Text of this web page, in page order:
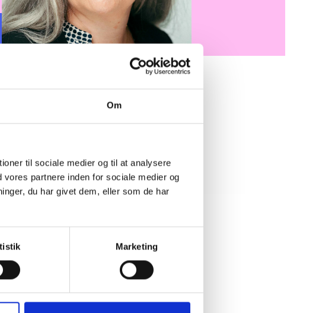
Om
til sociale medier og til at analysere
partnere inden for sociale medier og
du har givet dem, eller som de har
Marketing
Nana arbejder med udvikling, uddannelse og
opgaven med at koordinere og udvikle de
tilbud der er samlet under Bestyrelsesnet.